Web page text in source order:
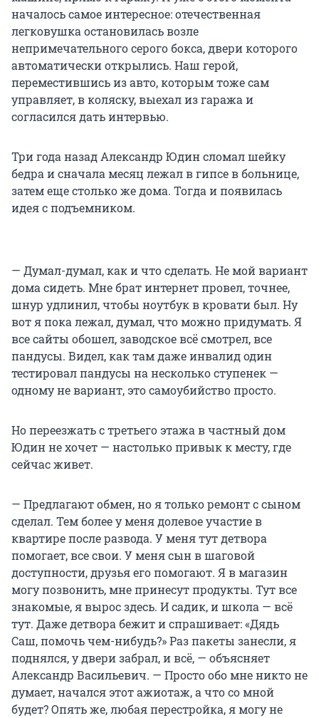
началось самое интересное: отечественная
легковушка остановилась возле
непримечательного серого бокса, двери которого
автоматически открылись. Наш герой,
переместившись из авто, которым тоже сам
управляет, в коляску, выехал из гаража и
согласился дать интервью.
Три года назад Александр Юдин сломал шейку
бедра и сначала месяц лежал в гипсе в больнице,
затем еще столько же дома. Тогда и появилась
идея с подъемником.
— Думал-думал, как и что сделать. Не мой вариант
дома сидеть. Мне брат интернет провел, точнее,
шнур удлинил, чтобы ноутбук в кровати был. Ну
вот я пока лежал, думал, что можно придумать. Я
все сайты обошел, заводское всё смотрел, все
пандусы. Видел, как там даже инвалид один
тестировал пандусы на несколько ступенек —
одному не вариант, это самоубийство просто.
Но переезжать с третьего этажа в частный дом
Юдин не хочет — настолько привык к месту, где
сейчас живет.
— Предлагают обмен, но я только ремонт с сыном
сделал. Тем более у меня долевое участие в
квартире после развода. У меня тут детвора
помогает, все свои. У меня сын в шаговой
доступности, друзья его помогают. Я в магазин
могу позвонить, мне принесут продукты. Тут все
знакомые, я вырос здесь. И садик, и школа — всё
тут. Даже детвора бежит и спрашивает: «Дядь
Саш, помочь чем-нибудь?» Раз пакеты занесли, я
поднялся, у двери забрал, и всё, — объясняет
Александр Васильевич. — Просто обо мне никто не
думает, начался этот ажиотаж, а что со мной
будет? Опять же, любая перестройка, я могу не